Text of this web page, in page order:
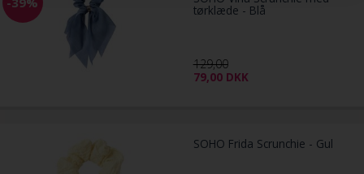
tørklæde - Blå
129,00
79,00 DKK
SOHO Frida Scrunchie - Gul